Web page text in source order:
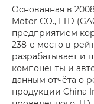
Основанная в
Motor CO., LTD
предприятием
238-е место в
разрабатывает и
компоненты и
данным отчёта о
продукции China